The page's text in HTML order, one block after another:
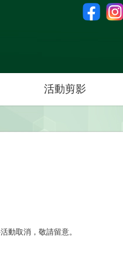
活動剪影
動取消，敬請留意。